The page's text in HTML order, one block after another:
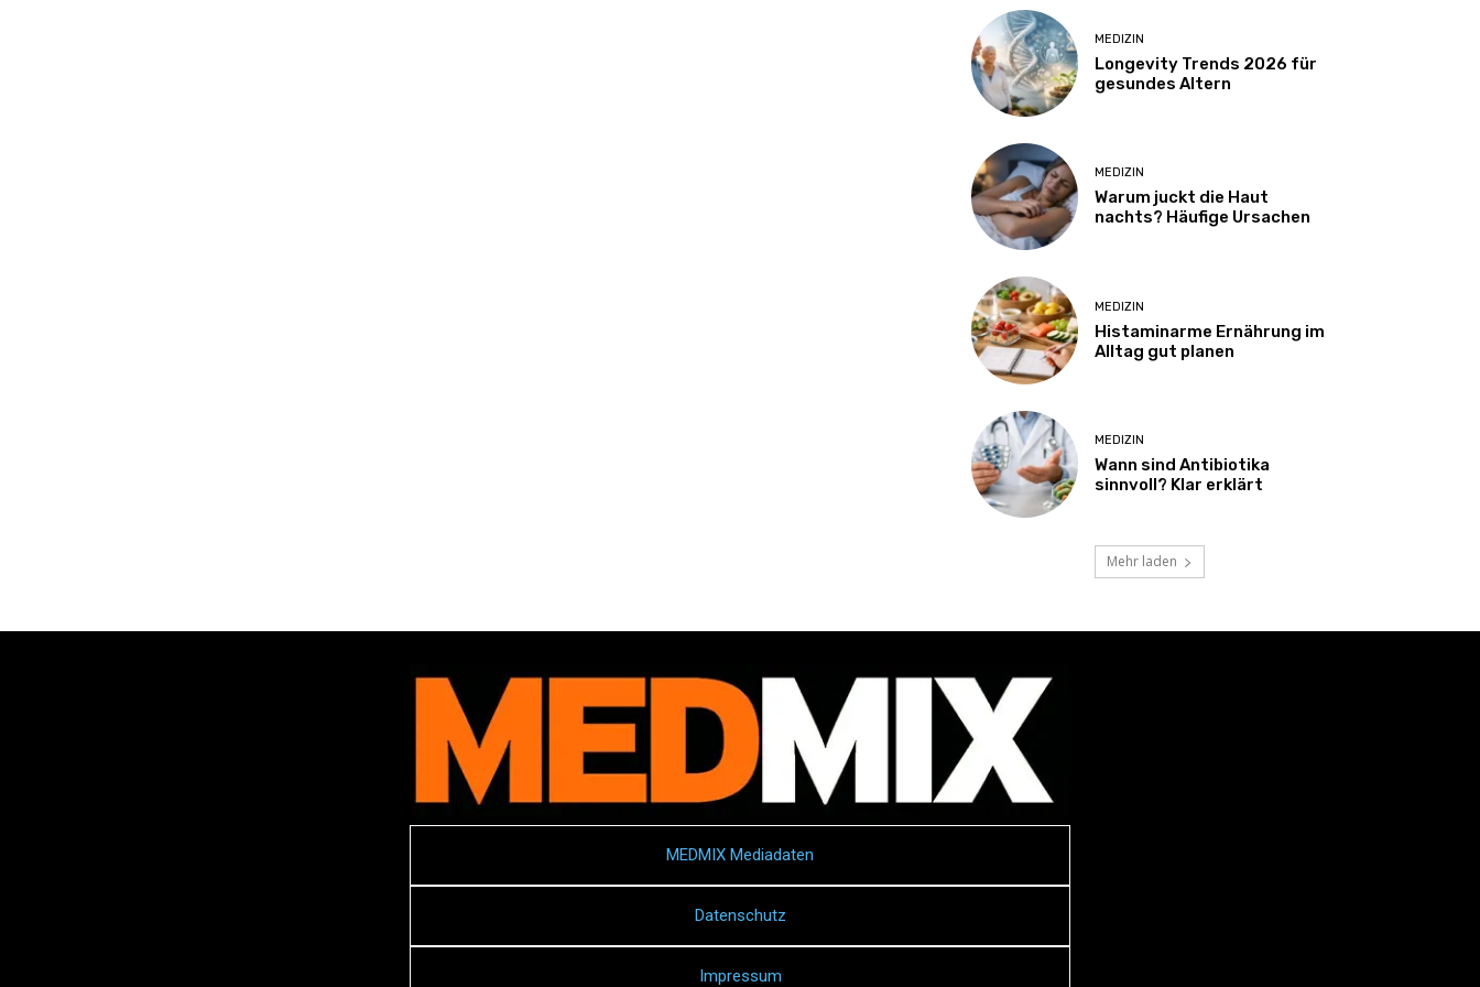
MEDIZIN
Longevity Trends 2026 für
gesundes Altern
MEDIZIN
Warum juckt die Haut
nachts? Häufige Ursachen
MEDIZIN
Histaminarme Ernährung im
Alltag gut planen
MEDIZIN
Wann sind Antibiotika
sinnvoll? Klar erklärt
Mehr laden
MEDMIX Mediadaten
Datenschutz
Impressum